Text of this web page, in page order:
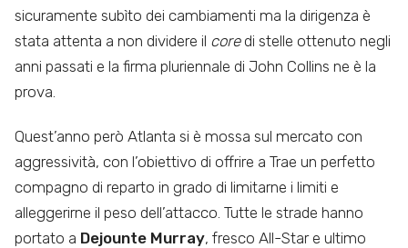
sicuramente subìto dei cambiamenti ma la dirigenza è
stata attenta a non dividere il coredi stelle ottenuto negli
anni passati e la firma pluriennale di John Collins ne è la
prova.
Quest’anno però Atlanta si è mossa sul mercato con
aggressività, con l’obiettivo di offrire a Trae un perfetto
compagno di reparto in grado di limitarne i limiti e
alleggerirne il peso dell’attacco. Tutte le strade hanno
portato a Dejounte Murray, fresco All-Star e ultimo